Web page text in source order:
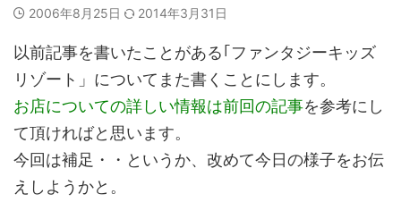
2006年8月25日 2014年3月31日
以前記事を書いたことがある｢ファンタジーキッズ
リゾート」についてまた書くことにします。
お店についての詳しい情報は前回の記事を参考にし
て頂ければと思います。
今回は補足・・というか、改めて今日の様子をお伝
えしようかと。